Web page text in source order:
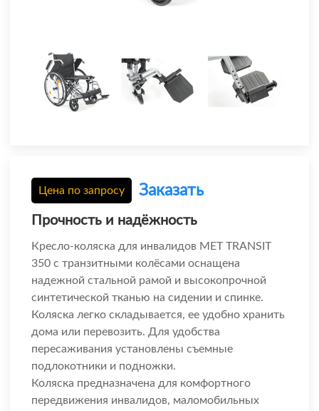
Цена по запросу Заказать
Прочность и надёжность
Кресло-коляска для инвалидов МЕТ TRANSIT
350 с транзитными колёсами оснащена
надежной стальной рамой и высокопрочной
синтетической тканью на сидении и спинке.
Коляска легко складывается, ее удобно хранить
дома или перевозить. Для удобства
пересаживания установлены съемные
подлокотники и подножки.
Коляска предназначена для комфортного
передвижения инвалидов, маломобильных